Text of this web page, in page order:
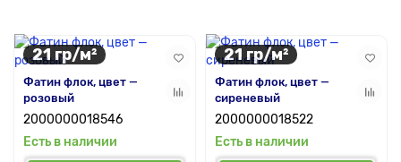
21 гр/м²
Фатин флок, цвет —
розовый
2000000018546
Есть в наличии
21 гр/м²
Фатин флок, цвет —
сиреневый
2000000018522
Есть в наличии